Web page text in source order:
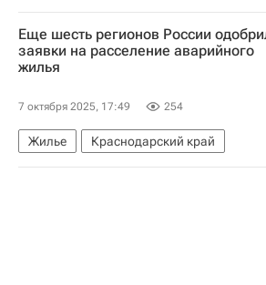
Программа реновации в Москве
Программа реновации в Москве
Строительство
Еще шесть регионов России
заявки на расселение аварийного
жилья
7 октября 2025, 17:49 254
Жилье
Краснодарский край
Смоленская область
Россия